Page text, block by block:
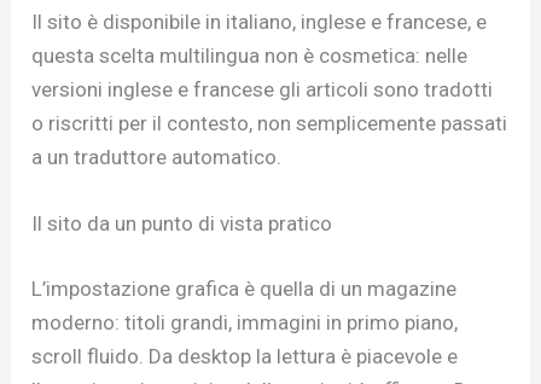
Il sito è disponibile in italiano, inglese e francese, e
questa scelta multilingua non è cosmetica: nelle
versioni inglese e francese gli articoli sono tradotti
o riscritti per il contesto, non semplicemente passati
a un traduttore automatico.
Il sito da un punto di vista pratico
L’impostazione grafica è quella di un magazine
moderno: titoli grandi, immagini in primo piano,
scroll fluido. Da desktop la lettura è piacevole e